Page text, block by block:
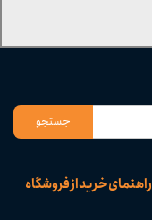
راهنمای خرید از فروشگاه
جستجو